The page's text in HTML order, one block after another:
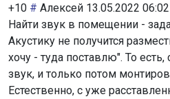
+10 # Алексей 13.05.2022 06:02
Найти звук в помещении -
Акустику не получится
хочу - туда поставлю". То есть,
звук, и только потом
Естественно, с уже